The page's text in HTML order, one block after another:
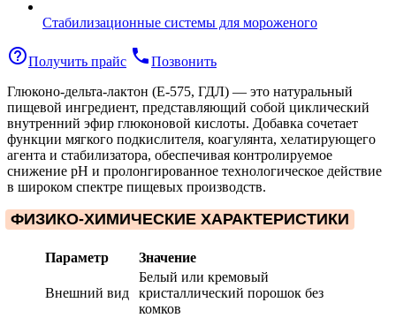
Стабилизационные системы для мороженого
help_outlineПолучить прайс phoneПозвонить
Глюконо-дельта-лактон (Е-575, ГДЛ) — это натуральный
пищевой ингредиент, представляющий собой циклический
внутренний эфир глюконовой кислоты. Добавка сочетает
функции мягкого подкислителя, коагулянта, хелатирующего
агента и стабилизатора, обеспечивая контролируемое
снижение pH и пролонгированное технологическое действие
в широком спектре пищевых производств.
ФИЗИКО-ХИМИЧЕСКИЕ ХАРАКТЕРИСТИКИ
Параметр Значение
Внешний вид
Белый или кремовый
кристаллический порошок без
комков